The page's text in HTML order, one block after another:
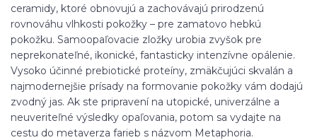
ceramidy, ktoré obnovujú a zachovávajú prirodzenú
rovnováhu vlhkosti pokožky – pre zamatovo hebkú
pokožku. Samoopaľovacie zložky urobia zvyšok pre
neprekonateľné, ikonické, fantasticky intenzívne opálenie.
Vysoko účinné prebiotické proteíny, zmäkčujúci skvalán a
najmodernejšie prísady na formovanie pokožky vám dodajú
zvodný jas. Ak ste pripravenína utopické, univerzálne a
neuveriteľné výsledky opaľovania, potom sa vydajte na
cestu do metaverza farieb s názvom Metaphoria.